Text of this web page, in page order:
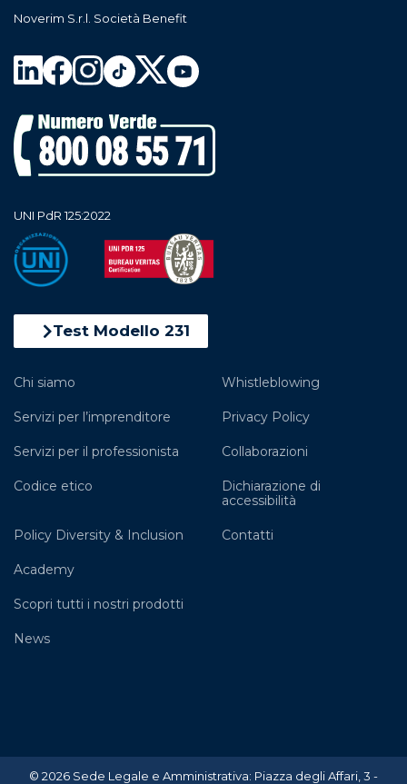
Noverim S.r.l. Società Benefit
UNI PdR 125:2022
Test Modello 231
Chi siamo Whistleblowing
Servizi per l’imprenditore Privacy Policy
Servizi per il professionista Collaborazioni
Codice etico
Dichiarazione di
accessibilità
Policy Diversity & Inclusion Contatti
Academy
Scopri tutti i nostri prodotti
News
© 2026 Sede Legale e Amministrativa: Piazza degli Affari, 3 -